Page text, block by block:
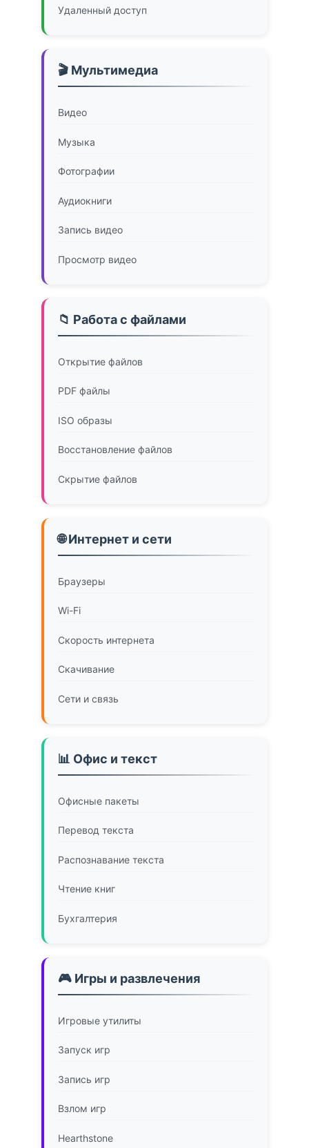
Удаленный доступ
🎬 Мультимедиа
Видео
Музыка
Фотографии
Аудиокниги
Запись видео
Просмотр видео
📁 Работа с файлами
Открытие файлов
PDF файлы
ISO образы
Восстановление файлов
Скрытие файлов
🌐 Интернет и сети
Браузеры
Wi-Fi
Скорость интернета
Скачивание
Сети и связь
📊 Офис и текст
Офисные пакеты
Перевод текста
Распознавание текста
Чтение книг
Бухгалтерия
🎮 Игры и развлечения
Игровые утилиты
Запуск игр
Запись игр
Взлом игр
Hearthstone